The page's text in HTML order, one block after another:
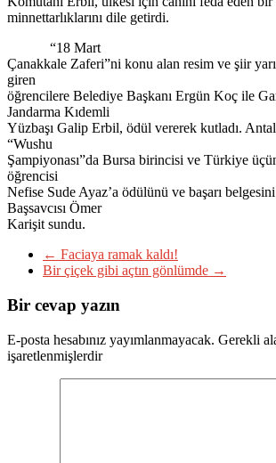
minnettarlıklarını dile getirdi.
“18 Mart
Çanakkale Zaferi”ni konu alan resim ve şiir
giren
öğrencilere Belediye Başkanı Ergün Koç ile
Jandarma Kıdemli
Yüzbaşı Galip Erbil, ödül vererek kutladı.
“Wushu
Şampiyonası”da Bursa birincisi ve Türkiye
öğrencisi
Nefise Sude Ayaz’a ödülünü ve başarı
Başsavcısı Ömer
Karişit sundu.
← Faciaya ramak kaldı!
Bir çiçek gibi açtın gönlümde →
Bir cevap yazın
E-posta hesabınız yayımlanmayacak. Gerekli
işaretlenmişlerdir